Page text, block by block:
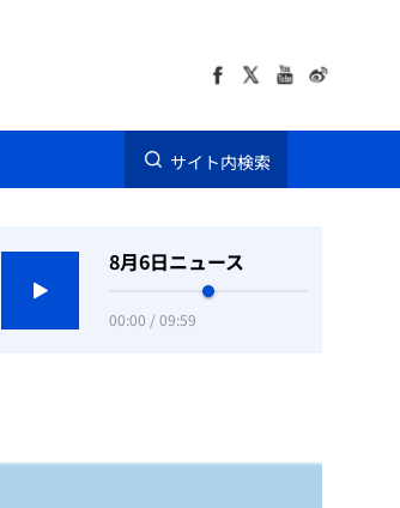
サイト内検索
8月6日ニュース
00:00 / 09:59